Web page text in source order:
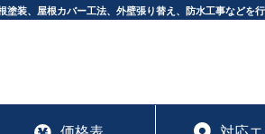
装、屋根カバー工法、外壁張り替え、防水工事などを